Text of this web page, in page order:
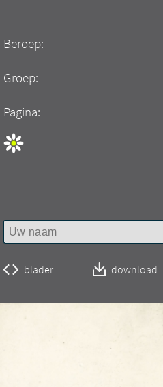
Beroep:
Groep:
Pagina:
blader download